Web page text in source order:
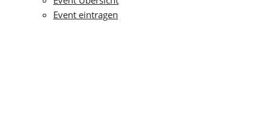
Event eintragen